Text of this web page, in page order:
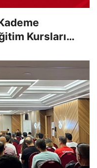
Kursları